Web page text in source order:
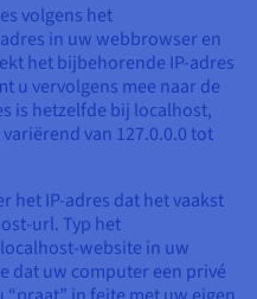
volgens het
in uw webbrowser en
het bijbehorende IP-adres
u vervolgens mee naar de
is hetzelfde bij localhost,
van 127.0.0.0 tot
het IP-adres dat het vaakst
url. Typ het
website in uw
dat uw computer een privé